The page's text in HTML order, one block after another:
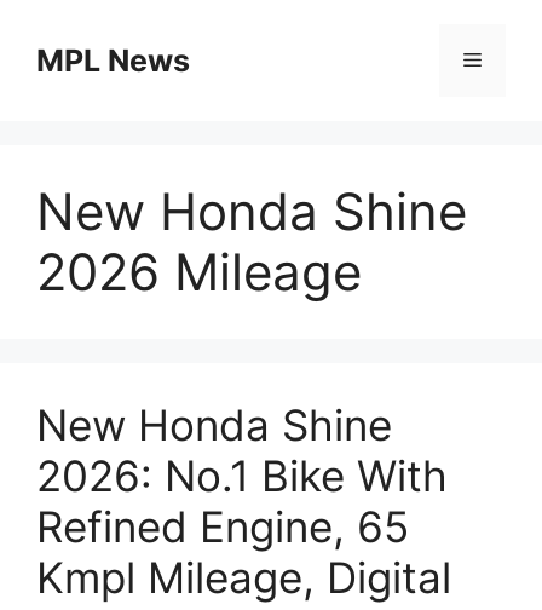
contentMPL News Menu
New Honda Shine
2026 Mileage
New Honda Shine
2026: No.1 Bike With
Refined Engine, 65
Kmpl Mileage, Digital